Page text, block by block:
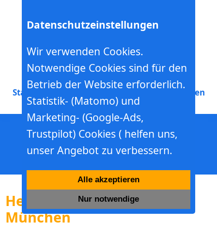
Hebebühnen- Minikranverleih
Start Baumschneiden
Datenschutzeinstellungen
Wir verwenden Cookies.
Notwendige Cookies sind für den
Betrieb der Website erforderlich.
Statistik- (Matomo) und
Marketing- (Google-Ads,
Trustpilot) Cookies ( helfen uns,
unser Angebot zu verbessern.
Alle akzeptieren
Nur notwendige
Hebebühnen mieten in
München